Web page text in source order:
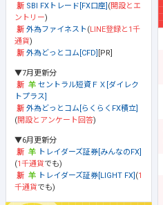
SBI FXトレード[FX口座] (開設とエ
ントリー)
外為ファイネスト(LINE登録と1千
通貨)
外為どっとコム[CFD] [PR]
▼7月更新分
セントラル短資ＦＸ[ダイレク
トプラス]
外為どっとコム[らくらくFX積立]
(開設とアンケート回答)
▼6月更新分
トレイダーズ証券[みんなのFX]
(1千通貨でも)
トレイダーズ証券[LIGHT FX] (1
千通貨でも)